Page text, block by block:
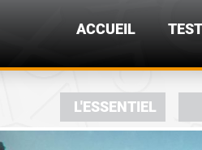
ACCUEIL
L'ESSENTIEL